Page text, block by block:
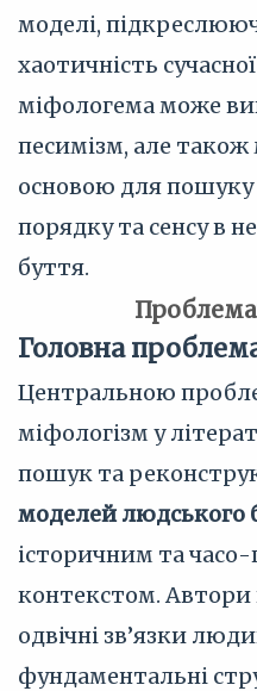
моделі,
хаотичність
міфологема може
песимізм, але
основою для
порядку та сенсу в
буття.
Головна
Центральною
міфологізм у
пошук та
моделей людського
історичним та
контекстом.
одвічні зв’язки
фундаментальні